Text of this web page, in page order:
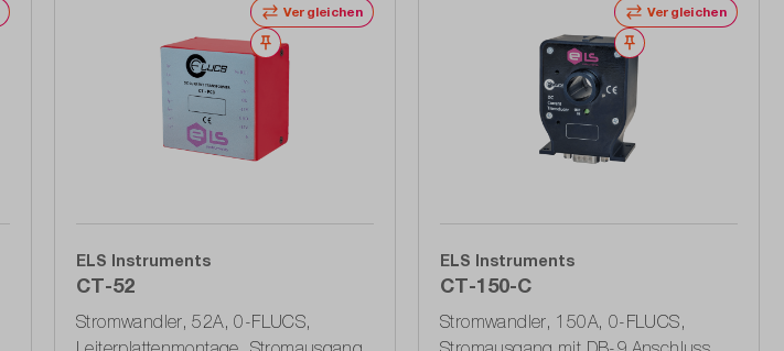
Vergleichen
Merken
ELS Instruments
CT-52
Stromwandler, 52A, 0-FLUCS,
Vergleichen
Merken
ELS Instruments
CT-150-C
Stromwandler, 150A, 0-FLUCS,